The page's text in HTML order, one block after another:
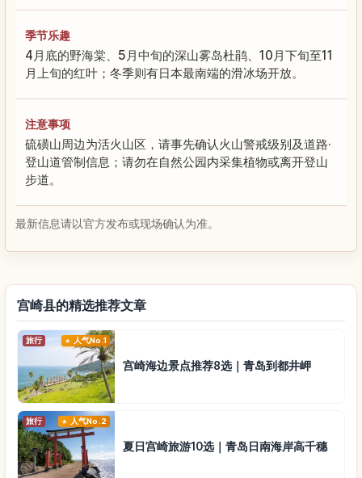
季节乐趣
4月底的野海棠、5月中旬的深山雾岛杜鹃、10月下旬至11
月上旬的红叶；冬季则有日本最南端的滑冰场开放。
注意事项
硫磺山周边为活火山区，请事先确认火山警戒级别及道路·
登山道管制信息；请勿在自然公园内采集植物或离开登山
步道。
最新信息请以官方发布或现场确认为准。
宫崎县的精选推荐文章
旅行 人气No.1
宫崎海边景点推荐8选｜青岛到都井岬
旅行 人气No.2
夏日宫崎旅游10选｜青岛日南海岸高千穗